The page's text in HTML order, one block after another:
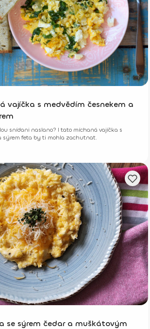
vajíčka s medvědím česnekem a
snídani naslano? I tato míchaná vajíčka s
sýrem feta by ti mohla zachutnat.
se sýrem čedar a muškátovým